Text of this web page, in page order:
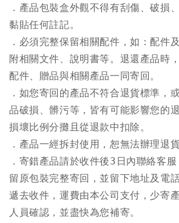
． 產品包裝盒外觀不得有刮傷、破損
黏貼任何註記。
．必須完整保留相關配件，如：配件
附相關文件、說明書等。退還產品時
配件、贈品與相關產品一同寄回。
．如您寄回的產品不符合退貨標準，
品破損、髒污等，皆有可能影響您的
損壞比例分攤且從退款中扣除。
．產品一經拆封使用，恕無法辦理退
．寄錯產品請於收件後3日內聯絡客
留原包裝完整寄回，並留下地址及電
遞去收件，運費由本公司支付，少寄
人員確認，並盡快為您補寄。